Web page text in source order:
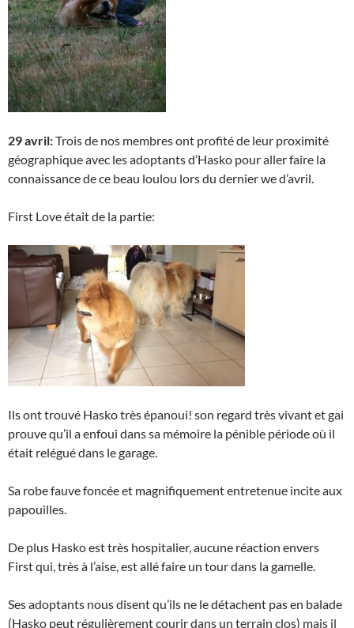
29 avril:Trois de nos membres ont profité de leur proximité
géographique avec les adoptants d’Hasko pour aller faire la
connaissance de ce beau loulou lors du dernier we d’avril.
First Love était de la partie:
Ils ont trouvé Hasko très épanoui! son regard très vivant et gai
prouve qu’il a enfoui dans sa mémoire la pénible période où il
était relégué dans le garage.
Sa robe fauve foncée et magnifiquement entretenue incite aux
papouilles.
De plus Hasko est très hospitalier, aucune réaction envers
First qui, très à l’aise, est allé faire un tour dans la gamelle.
Ses adoptants nous disent qu’ils ne le détachent pas en balade
(Hasko peut régulièrement courir dans un terrain clos) mais il